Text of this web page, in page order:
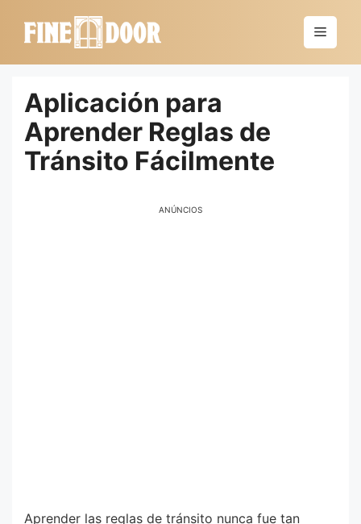
Menú
Aplicación para
Aprender Reglas de
Tránsito Fácilmente
ANÚNCIOS
Aprender las reglas de tránsito nunca fue tan